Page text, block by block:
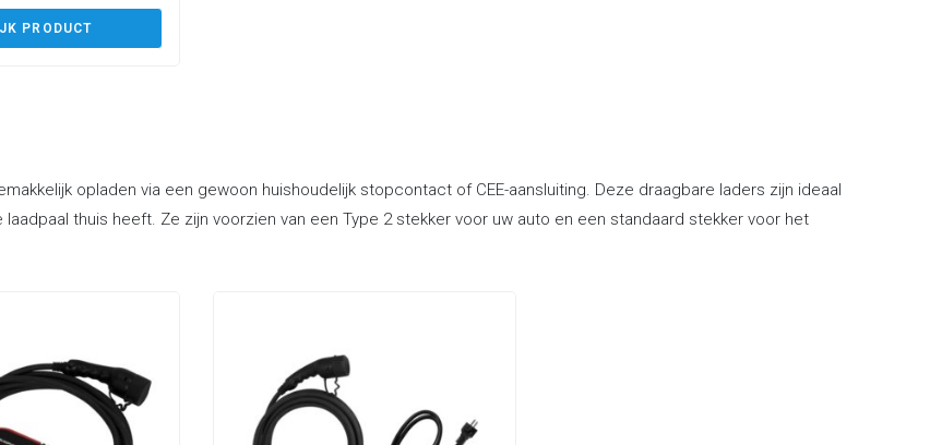
PRODUCT
opladen via een gewoon huishoudelijk stopcontact of CEE-aansluiting. Deze draagbare laders zijn ideaal
thuis heeft. Ze zijn voorzien van een Type 2 stekker voor uw auto en een standaard stekker voor het